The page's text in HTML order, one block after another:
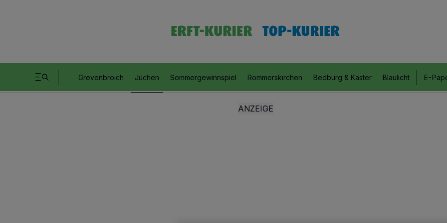
Grevenbroich Jüchen Sommergewinnspiel Rommerskirchen Bedburg & Kaster Blaulicht E-